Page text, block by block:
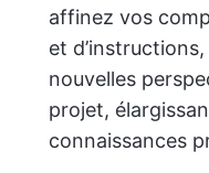
affinez vos
et
nouvelles
projet,
connaissances